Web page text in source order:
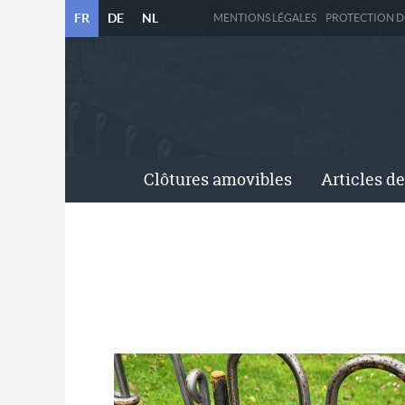
FR DE NL MENTIONS LÉGALES PROTECTION
Clôtures amovibles Articles